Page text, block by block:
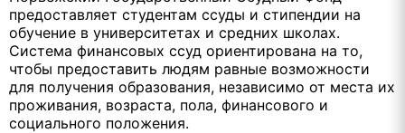
предоставляет студентам ссуды и стипендии на
обучение в университетах и средних школах.
Система финансовых ссуд ориентирована на то,
чтобы предоставить людям равные возможности
для получения образования, независимо от места их
проживания, возраста, пола, финансового и
социального положения.